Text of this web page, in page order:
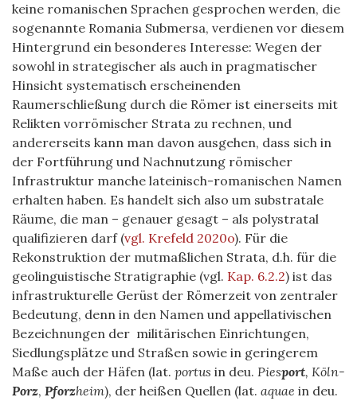
keine romanischen Sprachen gesprochen werden, die
sogenannte Romania Submersa, verdienen vor diesem
Hintergrund ein besonderes Interesse: Wegen der
sowohl in strategischer als auch in pragmatischer
Hinsicht systematisch erscheinenden
Raumerschließung durch die Römer ist einerseits mit
Relikten vorrömischer Strata zu rechnen, und
andererseits kann man davon ausgehen, dass sich in
der Fortführung und Nachnutzung römischer
Infrastruktur manche lateinisch-romanischen Namen
erhalten haben. Es handelt sich also um substratale
Räume, die man – genauer gesagt – als polystratal
qualifizieren darf (vgl. Krefeld 2020o). Für die
Rekonstruktion der mutmaßlichen Strata, d.h. für die
geolinguistische Stratigraphie (vgl. Kap. 6.2.2) ist das
infrastrukturelle Gerüst der Römerzeit von zentraler
Bedeutung, denn in den Namen und appellativischen
Bezeichnungen der militärischen Einrichtungen,
Siedlungsplätze und Straßen sowie in geringerem
Maße auch der Häfen (lat. portus in deu. Piesport, Köln-
Porz, Pforzheim), der heißen Quellen (lat. aquae in deu.